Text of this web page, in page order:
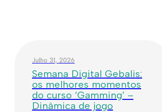
Julho 31, 2026
Semana Digital Gebalis:
os melhores momentos
do curso ‘Gamming’ –
Dinâmica de jogo